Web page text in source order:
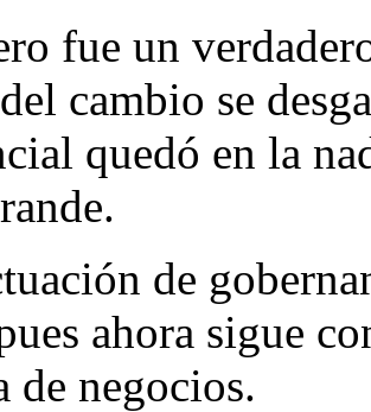
fue un
cambio se
quedó en la
de
ahora sigue
de negocios.